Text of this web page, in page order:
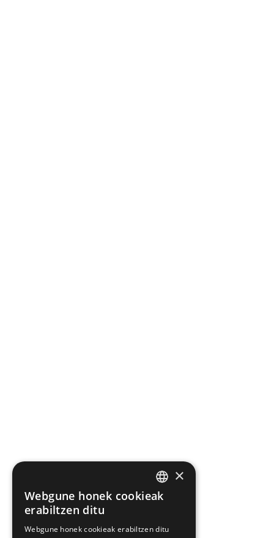
BASQUE
×
Webgune honek cookieak
erabiltzen ditu
Webgune honek cookieak erabiltzen ditu